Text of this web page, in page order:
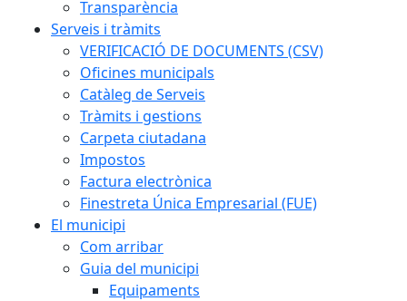
Transparència
Serveis i tràmits
VERIFICACIÓ DE DOCUMENTS (CSV)
Oficines municipals
Catàleg de Serveis
Tràmits i gestions
Carpeta ciutadana
Impostos
Factura electrònica
Finestreta Única Empresarial (FUE)
El municipi
Com arribar
Guia del municipi
Equipaments